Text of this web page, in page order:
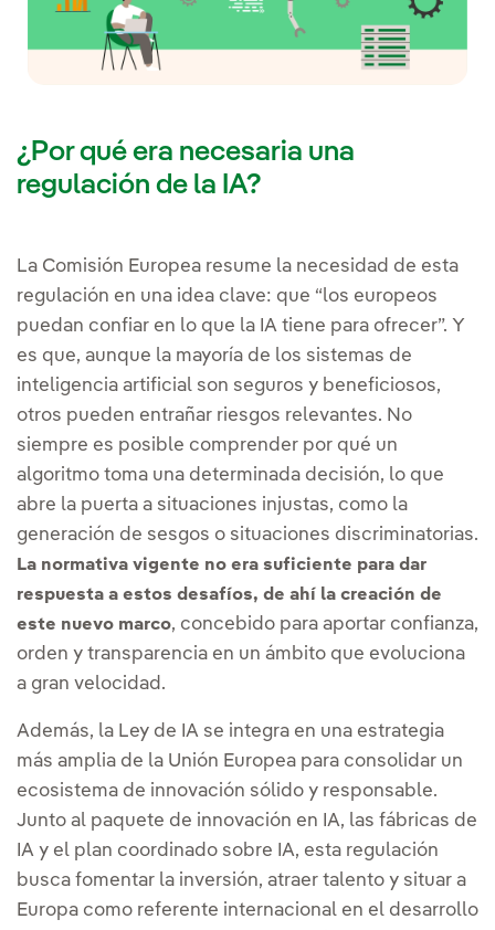
¿Por qué era necesaria una
regulación de la IA?
La Comisión Europea resume la necesidad de esta
regulación en una idea clave: que “los europeos
puedan confiar en lo que la IA tiene para ofrecer”. Y
es que, aunque la mayoría de los sistemas de
inteligencia artificial son seguros y beneficiosos,
otros pueden entrañar riesgos relevantes. No
siempre es posible comprender por qué un
algoritmo toma una determinada decisión, lo que
abre la puerta a situaciones injustas, como la
generación de sesgos o situaciones discriminatorias.
La normativa vigente no era suficiente para dar
respuesta a estos desafíos, de ahí la creación de
este nuevo marco, concebido para aportar confianza,
orden y transparencia en un ámbito que evoluciona
a gran velocidad.
Además, la Ley de IA se integra en una estrategia
más amplia de la Unión Europea para consolidar un
ecosistema de innovación sólido y responsable.
Junto al paquete de innovación en IA, las fábricas de
IA y el plan coordinado sobre IA, esta regulación
busca fomentar la inversión, atraer talento y situar a
Europa como referente internacional en el desarrollo